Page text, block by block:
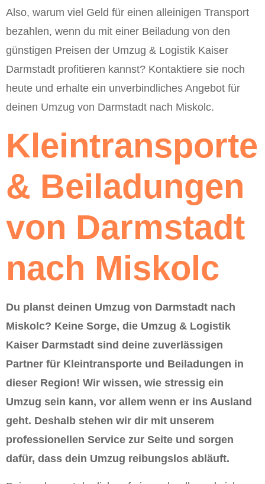
Also, warum viel Geld für einen alleinigen Transport
bezahlen, wenn du mit einer Beiladung von den
günstigen Preisen der Umzug & Logistik Kaiser
Darmstadt profitieren kannst? Kontaktiere sie noch
heute und erhalte ein unverbindliches Angebot für
deinen Umzug von Darmstadt nach Miskolc.
Kleintransporte
& Beiladungen
von Darmstadt
nach Miskolc
Du planst deinen Umzug von Darmstadt nach
Miskolc? Keine Sorge, die Umzug & Logistik
Kaiser Darmstadt sind deine zuverlässigen
Partner für Kleintransporte und Beiladungen in
dieser Region! Wir wissen, wie stressig ein
Umzug sein kann, vor allem wenn er ins Ausland
geht. Deshalb stehen wir dir mit unserem
professionellen Service zur Seite und sorgen
dafür, dass dein Umzug reibungslos abläuft.